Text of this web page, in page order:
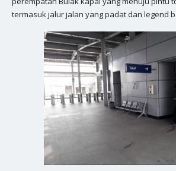
termasuk jalur jalan yang padat dan legend